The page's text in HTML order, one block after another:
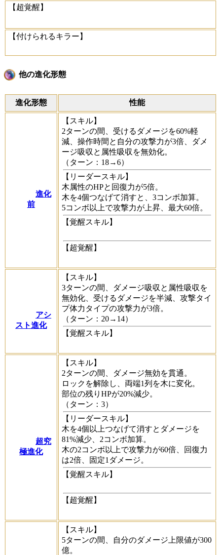
【超覚醒】
【付けられるキラー】
他の進化形態
進化形態 性能
進化
前
【スキル】
2ターンの間、受けるダメージを60%軽
減、操作時間と自分の攻撃力が3倍、ダメ
ージ吸収と属性吸収を無効化。
（ターン：18→6）
【リーダースキル】
木属性のHPと回復力が5倍。
木を4個つなげて消すと、3コンボ加算。
5コンボ以上で攻撃力が上昇、最大60倍。
【覚醒スキル】
【超覚醒】
アシ
スト進化
【スキル】
3ターンの間、ダメージ吸収と属性吸収を
無効化、受けるダメージを半減、攻撃タイ
プ体力タイプの攻撃力が3倍。
（ターン：20→14）
【覚醒スキル】
超究
極進化
【スキル】
2ターンの間、ダメージ無効を貫通。
ロックを解除し、両端1列を木に変化。
部位の残りHPが20%減少。
（ターン：3）
【リーダースキル】
木を4個以上つなげて消すとダメージを
81%減少、2コンボ加算。
木の2コンボ以上で攻撃力が60倍、回復力
は2倍、固定1ダメージ。
【覚醒スキル】
【超覚醒】
【スキル】
5ターンの間、自分のダメージ上限値が300
億。